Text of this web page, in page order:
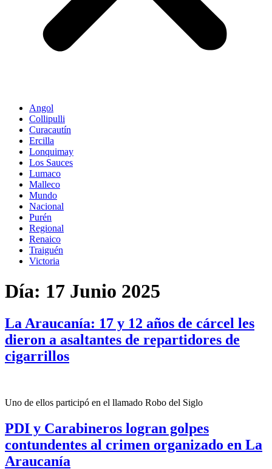
Angol
Collipulli
Curacautín
Ercilla
Lonquimay
Los Sauces
Lumaco
Malleco
Mundo
Nacional
Purén
Regional
Renaico
Traiguén
Victoria
Día: 17 Junio 2025
La Araucanía: 17 y 12 años de cárcel les
dieron a asaltantes de repartidores de
cigarrillos
Uno de ellos participó en el llamado Robo del Siglo
PDI y Carabineros logran golpes
contundentes al crimen organizado en La
Araucanía